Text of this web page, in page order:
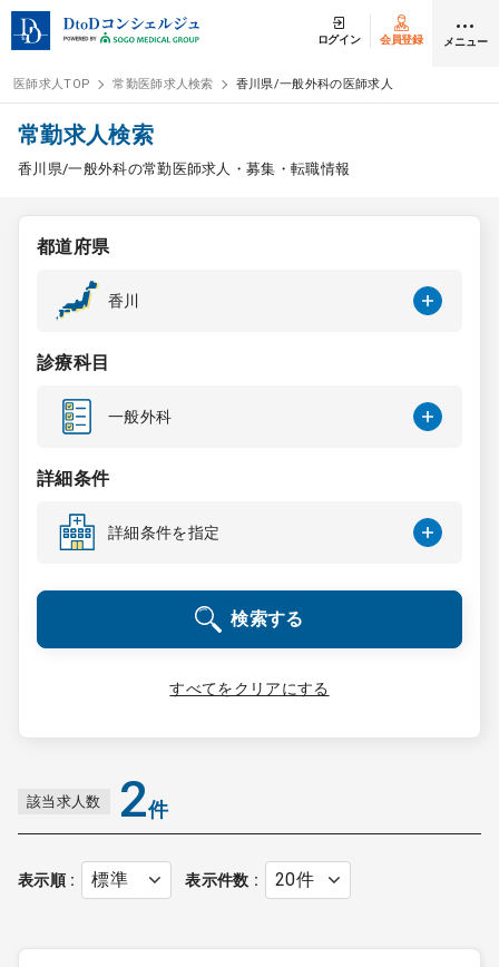
ログイン 会員登録 メニュー
ログイン
医師求人
常勤検索
スポット検索
DtoDの転職・
コンサルタント
成功事例
転職ノウハウ
受付時間 9:00 ～ 18:00（平日）
0120-337-613
クリニック開業
医師求人TOP 常勤医師求人検索 香川県/一般外科の医師求人
常勤求人検索
香川県/一般外科の常勤医師求人・募集・転職情報
都道府県
香川
診療科目
一般外科
詳細条件
詳細条件を指定
検索する
すべてをクリアにする
該当求人数 2件
表示順 表示件数